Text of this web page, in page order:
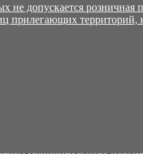
допускается розничная
прилегающих территорий,